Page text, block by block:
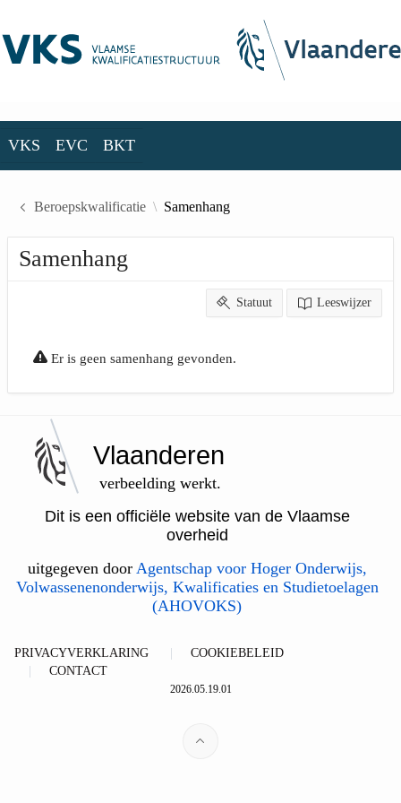
VKS EVC BKT
Beroepskwalificatie Samenhang
Samenhang
Statuut Leeswijzer
Er is geen samenhang gevonden.
Vlaanderen
verbeelding werkt.
Dit is een officiële website van de Vlaamse
overheid
uitgegeven door Agentschap voor Hoger Onderwijs,
Volwassenenonderwijs, Kwalificaties en Studietoelagen
(AHOVOKS)
PRIVACYVERKLARING
COOKIEBELEID
CONTACT
2026.05.19.01